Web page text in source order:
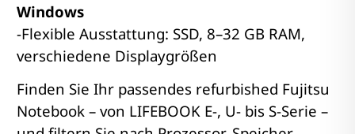
Windows
-Flexible Ausstattung: SSD, 8–32 GB RAM,
verschiedene Displaygrößen
Finden Sie Ihr passendes refurbished Fujitsu
Notebook – von LIFEBOOK E-, U- bis S-Serie –